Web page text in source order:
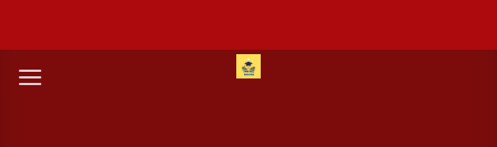
content